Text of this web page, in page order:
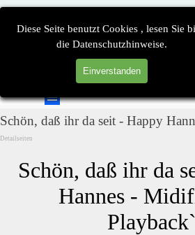
Diese Seite benutzt Cookies , lesen Sie
die Datenschutzhinweise.
Einverstanden
Direkt zum Seiteninhalt
Menü
Schön, daß ihr da seit - Happy
Detailseiten
Schön, daß ihr da
Hannes -